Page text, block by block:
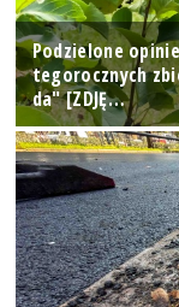
Podzielone
tegorocznych
da" [ZDJĘ…